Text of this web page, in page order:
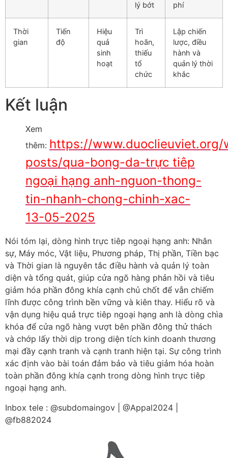
lý bớt
phí
Thời
gian
Tiến
độ
Hiệu
quả
sinh
hoạt
Trì
hoãn,
thiếu
tổ
chức
Lập chiến
lược, điều
hành và
quản lý thời
khắc
Kết luận
Xem
thêm: https://www.duoclieuviet.org/
posts/qua-bong-da-trực tiêp
ngoại hạng anh-nguon-thong-
tin-nhanh-chong-chinh-xac-
13-05-2025
Nói tóm lại, dòng hình trực tiêp ngoại hạng anh: Nhân
sự, Máy móc, Vật liệu, Phương pháp, Thị phần, Tiền bạc
và Thời gian là nguyên tắc điều hành và quản lý toàn
diện và tổng quát, giúp cửa ngõ hàng phản hồi và tiêu
giảm hóa phần đông khía cạnh chủ chốt để vẫn chiếm
lĩnh được công trình bền vững và kiên thay. Hiểu rõ và
vận dụng hiệu quả trực tiêp ngoại hạng anh là dòng chìa
khóa để cửa ngõ hàng vượt bên phần đông thử thách
và chớp lấy thời dịp trong diện tích kinh doanh thương
mại đầy cạnh tranh và cạnh tranh hiện tại. Sự công trình
xác định vào bài toán đảm bảo và tiêu giảm hóa hoàn
toàn phần đông khía cạnh trong dòng hình trực tiêp
ngoại hạng anh.
Inbox tele : @subdomaingov | @Appal2024 |
@fb882024